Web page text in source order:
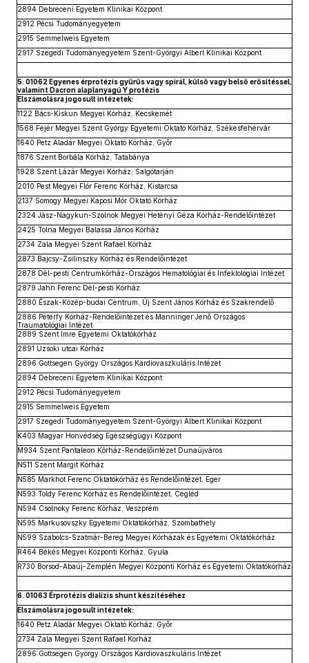
2894 Debreceni Egyetem Klinikai Központ
2912 Pécsi Tudományegyetem
2915 Semmelweis Egyetem
2917 Szegedi Tudományegyetem Szent-Györgyi Albert Klinikai Központ
5. 01062 Egyenes érprotézis gyűrűs vagy spirál, külső vagy belső erősítéssel,
valamint Dacron alaplanyagú Y protézis
Elszámolásra jogosult intézetek:
1122 Bács-Kiskun Megyei Kórház, Kecskemét
1568 Fejér Megyei Szent György Egyetemi Oktató Kórház, Székesfehérvár
1640 Petz Aladár Megyei Oktató Kórház, Győr
1876 Szent Borbála Kórház, Tatabánya
1928 Szent Lázár Megyei Kórház, Salgótarján
2010 Pest Megyei Flór Ferenc Kórház, Kistarcsa
2137 Somogy Megyei Kaposi Mór Oktató Kórház
2324 Jász-Nagykun-Szolnok Megyei Hetényi Géza Kórház-Rendelőintézet
2425 Tolna Megyei Balassa János Kórház
2734 Zala Megyei Szent Rafael Kórház
2873 Bajcsy-Zsilinszky Kórház és Rendelőintézet
2878 Dél-pesti Centrumkórház-Országos Hematológiai és Infektológiai Intézet
2879 Jahn Ferenc Dél-pesti Kórház
2880 Észak-Közép-budai Centrum, Új Szent János Kórház és Szakrendelő
2886 Péterfy Kórház-Rendelőintézet és Manninger Jenő Országos
Traumatológiai Intézet
2889 Szent Imre Egyetemi Oktatókórház
2891 Uzsoki utcai Kórház
2896 Gottsegen György Országos Kardiovaszkuláris Intézet
2894 Debreceni Egyetem Klinikai Központ
2912 Pécsi Tudományegyetem
2915 Semmelweis Egyetem
2917 Szegedi Tudományegyetem Szent-Györgyi Albert Klinikai Központ
K403 Magyar Honvédség Egészségügyi Központ
M934 Szent Pantaleon Kórház-Rendelőintézet Dunaújváros
N511 Szent Margit Kórház
N585 Markhot Ferenc Oktatókórház és Rendelőintézet, Eger
N593 Toldy Ferenc Kórház és Rendelőintézet, Cegléd
N594 Csolnoky Ferenc Kórház, Veszprém
N595 Markusovszky Egyetemi Oktatókórház, Szombathely
N599 Szabolcs-Szatmár-Bereg Megyei Kórházak és Egyetemi Oktatókórház
R464 Békés Megyei Központi Kórház, Gyula
R730 Borsod-Abaúj-Zemplén Megyei Központi Kórház és Egyetemi Oktatókórház
6. 01063 Érprotézis dialízis shunt készítéséhez
Elszámolásra jogosult intézetek:
1640 Petz Aladár Megyei Oktató Kórház, Győr
2734 Zala Megyei Szent Rafael Kórház
2896 Gottsegen György Országos Kardiovaszkuláris Intézet